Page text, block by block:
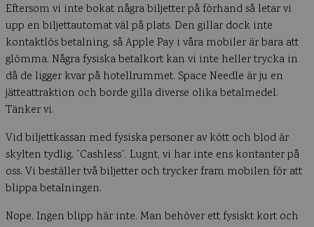
Eftersom vi inte bokat några biljetter på förhand så letar vi
upp en biljettautomat väl på plats. Den gillar dock inte
kontaktlös betalning, så Apple Pay i våra mobiler är bara att
glömma. Några fysiska betalkort kan vi inte heller trycka in
då de ligger kvar på hotellrummet. Space Needle är ju en
jätteattraktion och borde gilla diverse olika betalmedel.
Tänker vi.
Vid biljettkassan med fysiska personer av kött och blod är
skylten tydlig. ”Cashless”. Lugnt, vi har inte ens kontanter på
oss. Vi beställer två biljetter och trycker fram mobilen för att
blippa betalningen.
Nope. Ingen blipp här inte. Man behöver ett fysiskt kort och